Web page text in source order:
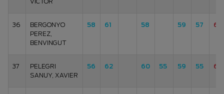
36
BERGONYO
PEREZ,
BENVINGUT
58 61 58 59 57 63
37
PELEGRI
SANUY, XAVIER
56 62 60 55 59 55 64